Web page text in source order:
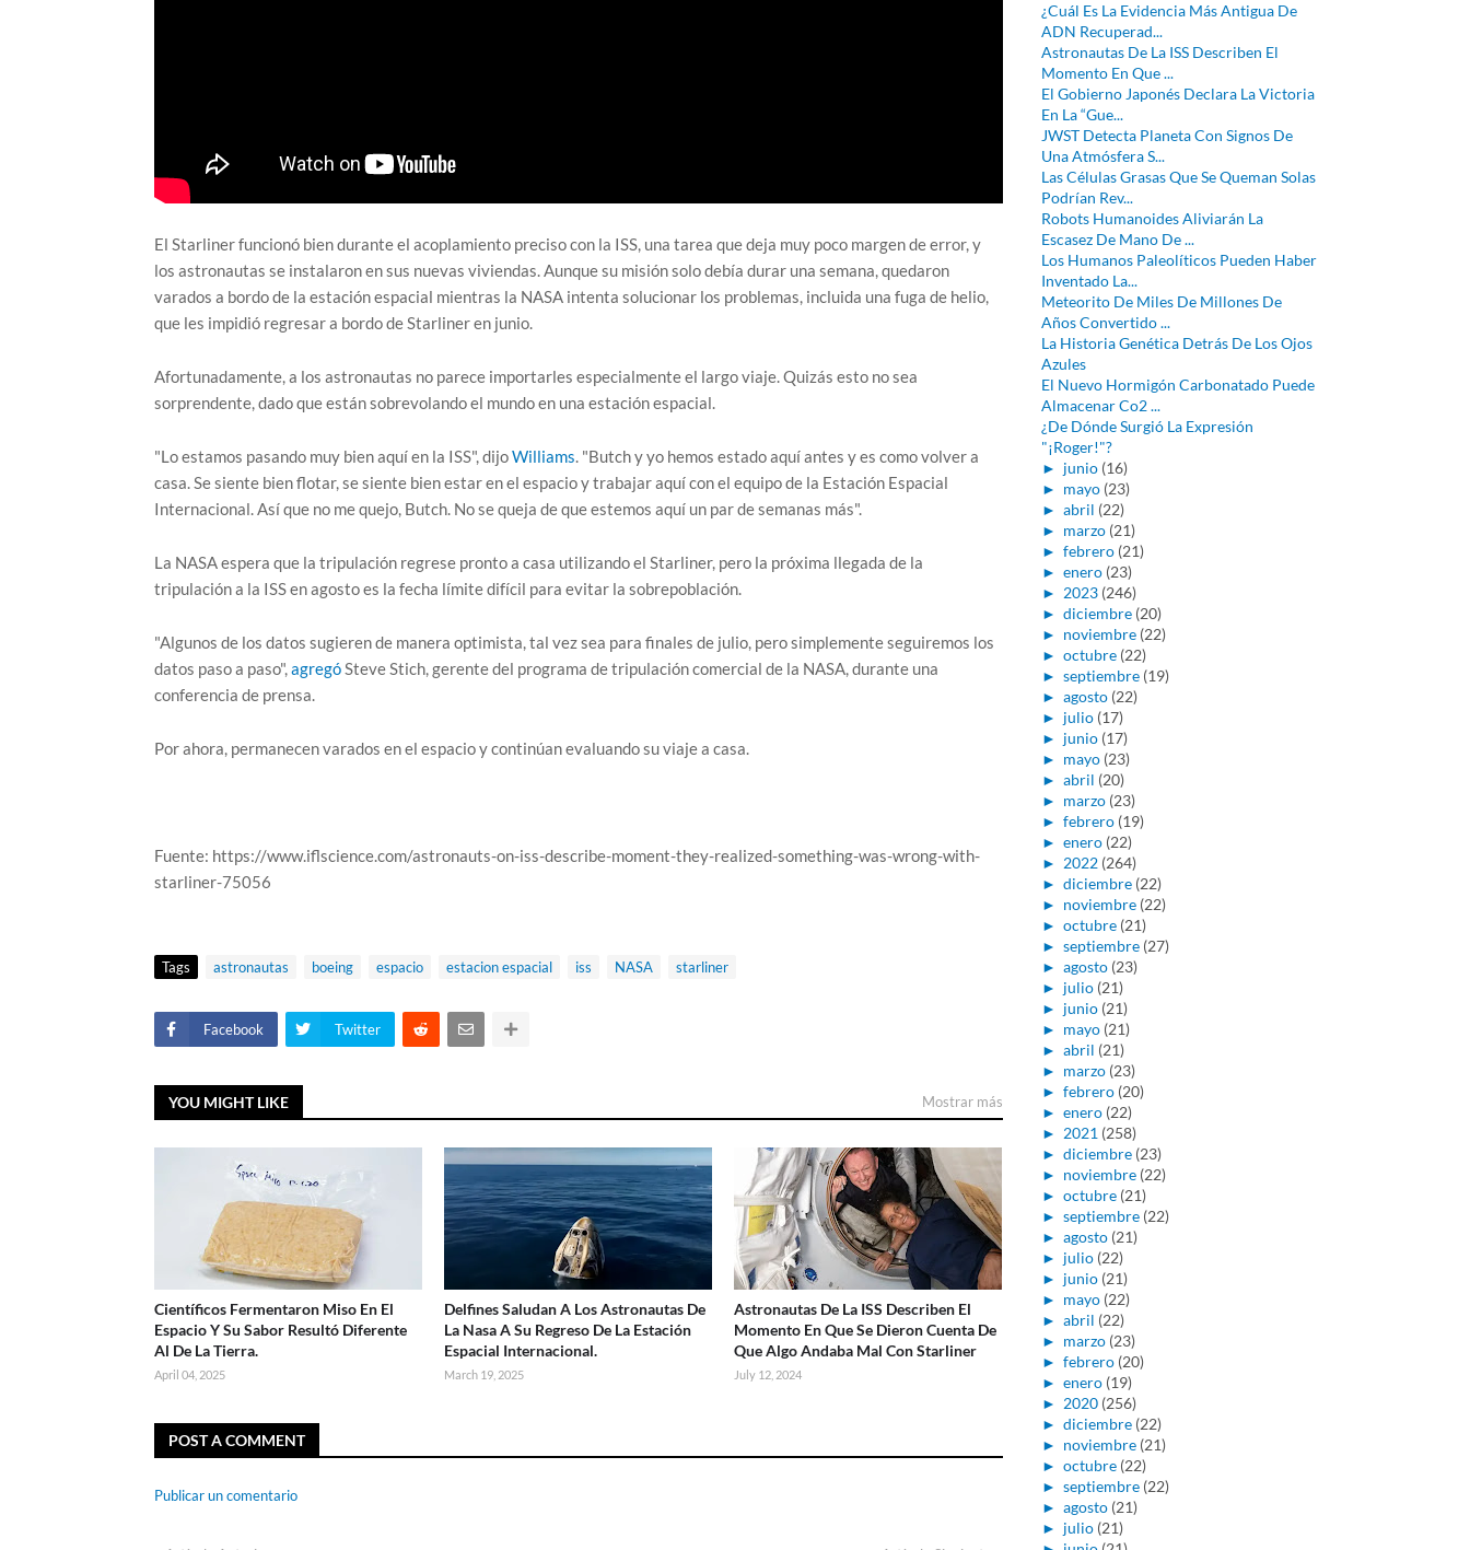
El Starliner funcionó bien durante el acoplamiento preciso con la ISS, una tarea que deja muy poco margen de error, y
los astronautas se instalaron en sus nuevas viviendas. Aunque su misión solo debía durar una semana, quedaron
varados a bordo de la estación espacial mientras la NASA intenta solucionar los problemas, incluida una fuga de helio,
que les impidió regresar a bordo de Starliner en junio.
Afortunadamente, a los astronautas no parece importarles especialmente el largo viaje. Quizás esto no sea
sorprendente, dado que están sobrevolando el mundo en una estación espacial.
"Lo estamos pasando muy bien aquí en la ISS", dijoWilliams . "Butch y yo hemos estado aquí antes y es como volver a
casa. Se siente bien flotar, se siente bien estar en el espacio y trabajar aquí con el equipo de la Estación Espacial
Internacional. Así que no me quejo, Butch. No se queja de que estemos aquí un par de semanas más".
La NASA espera que la tripulación regrese pronto a casa utilizando el Starliner, pero la próxima llegada de la
tripulación a la ISS en agosto es la fecha límite difícil para evitar la sobrepoblación.
"Algunos de los datos sugieren de manera optimista, tal vez sea para finales de julio, pero simplemente seguiremos los
datos paso a paso", agregóSteve Stich, gerente del programa de tripulación comercial de la NASA, durante una
conferencia de prensa.
Por ahora, permanecen varados en el espacio y continúan evaluando su viaje a casa.
Fuente: https://www.iflscience.com/astronauts-on-iss-describe-moment-they-realized-something-was-wrong-with-
starliner-75056
Tags astronautas boeing espacio estacion espacial iss NASA starliner
Facebook Twitter
YOU MIGHT LIKE Mostrar más
Científicos Fermentaron Miso En El
Espacio Y Su Sabor Resultó Diferente
Al De La Tierra.
April 04, 2025
Delfines Saludan A Los Astronautas De
La Nasa A Su Regreso De La Estación
Espacial Internacional.
March 19, 2025
Astronautas De La ISS Describen El
Momento En Que Se Dieron Cuenta De
Que Algo Andaba Mal Con Starliner
July 12, 2024
POST A COMMENT
Publicar un comentario
¿Cuál Es La Evidencia Más Antigua De
ADN Recuperad...
Astronautas De La ISS Describen El
Momento En Que ...
El Gobierno Japonés Declara La Victoria
En La “Gue...
JWST Detecta Planeta Con Signos De
Una Atmósfera S...
Las Células Grasas Que Se Queman Solas
Podrían Rev...
Robots Humanoides Aliviarán La
Escasez De Mano De ...
Los Humanos Paleolíticos Pueden Haber
Inventado La...
Meteorito De Miles De Millones De
Años Convertido ...
La Historia Genética Detrás De Los Ojos
Azules
El Nuevo Hormigón Carbonatado Puede
Almacenar Co2 ...
¿De Dónde Surgió La Expresión
"¡Roger!"?
► junio (16)
► mayo (23)
► abril (22)
► marzo (21)
► febrero (21)
► enero (23)
► 2023 (246)
► diciembre (20)
► noviembre (22)
► octubre (22)
► septiembre (19)
► agosto (22)
► julio (17)
► junio (17)
► mayo (23)
► abril (20)
► marzo (23)
► febrero (19)
► enero (22)
► 2022 (264)
► diciembre (22)
► noviembre (22)
► octubre (21)
► septiembre (27)
► agosto (23)
► julio (21)
► junio (21)
► mayo (21)
► abril (21)
► marzo (23)
► febrero (20)
► enero (22)
► 2021 (258)
► diciembre (23)
► noviembre (22)
► octubre (21)
► septiembre (22)
► agosto (21)
► julio (22)
► junio (21)
► mayo (22)
► abril (22)
► marzo (23)
► febrero (20)
► enero (19)
► 2020 (256)
► diciembre (22)
► noviembre (21)
► octubre (22)
► septiembre (22)
► agosto (21)
► julio (21)